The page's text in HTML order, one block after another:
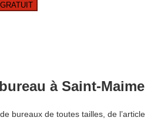
à Saint-Maime
bureaux de toutes tailles, de l’article